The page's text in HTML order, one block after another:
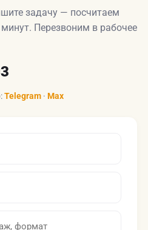
задачу — посчитаем
Перезвоним в рабочее
Telegram · Max